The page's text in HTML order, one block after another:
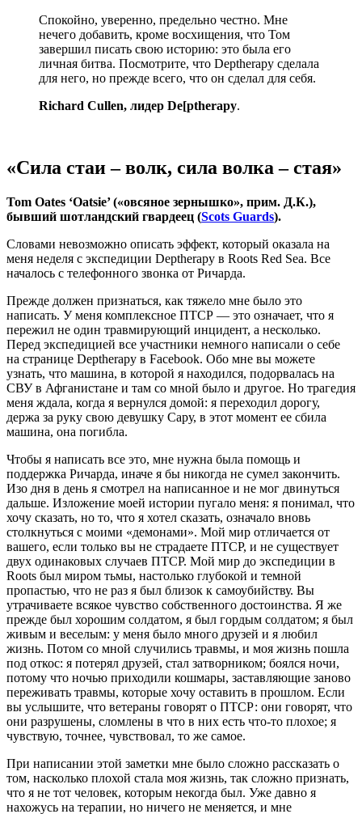
Спокойно, уверенно, предельно честно. Мне
нечего добавить, кроме восхищения, что Том
завершил писать свою историю: это была его
личная битва. Посмотрите, что Deptherapy сделала
для него, но прежде всего, что он сделал для себя.
Richard Cullen, лидер De[ptherapy.
«Сила стаи – волк, сила волка – стая»
Tom Oates ‘Oatsie’ («овсяное зернышко», прим. Д.К.),
бывший шотландский гвардеец (Scots Guards).
Словами невозможно описать эффект, который оказала на
меня неделя с экспедиции Deptherapy в Roots Red Sea. Все
началось с телефонного звонка от Ричарда.
Прежде должен признаться, как тяжело мне было это
написать. У меня комплексное ПТСР — это означает, что я
пережил не один травмирующий инцидент, а несколько.
Перед экспедицией все участники немного написали о себе
на странице Deptherapy в Facebook. Обо мне вы можете
узнать, что машина, в которой я находился, подорвалась на
СВУ в Афганистане и там со мной было и другое. Но трагедия
меня ждала, когда я вернулся домой: я переходил дорогу,
держа за руку свою девушку Сару, в этот момент ее сбила
машина, она погибла.
Чтобы я написать все это, мне нужна была помощь и
поддержка Ричарда, иначе я бы никогда не сумел закончить.
Изо дня в день я смотрел на написанное и не мог двинуться
дальше. Изложение моей истории пугало меня: я понимал, что
хочу сказать, но то, что я хотел сказать, означало вновь
столкнуться с моими «демонами». Мой мир отличается от
вашего, если только вы не страдаете ПТСР, и не существует
двух одинаковых случаев ПТСР. Мой мир до экспедиции в
Roots был миром тьмы, настолько глубокой и темной
пропастью, что не раз я был близок к самоубийству. Вы
утрачиваете всякое чувство собственного достоинства. Я же
прежде был хорошим солдатом, я был гордым солдатом; я был
живым и веселым: у меня было много друзей и я любил
жизнь. Потом со мной случились травмы, и моя жизнь пошла
под откос: я потерял друзей, стал затворником; боялся ночи,
потому что ночью приходили кошмары, заставляющие заново
переживать травмы, которые хочу оставить в прошлом. Если
вы услышите, что ветераны говорят о ПТСР: они говорят, что
они разрушены, сломлены в что в них есть что-то плохое; я
чувствую, точнее, чувствовал, то же самое.
При написании этой заметки мне было сложно рассказать о
том, насколько плохой стала моя жизнь, так сложно признать,
что я не тот человек, которым некогда был. Уже давно я
нахожусь на терапии, но ничего не меняется, и мне